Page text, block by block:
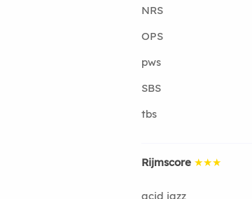
NRS
OPS
pws
SBS
tbs
Rijmscore ★★★
acid jazz